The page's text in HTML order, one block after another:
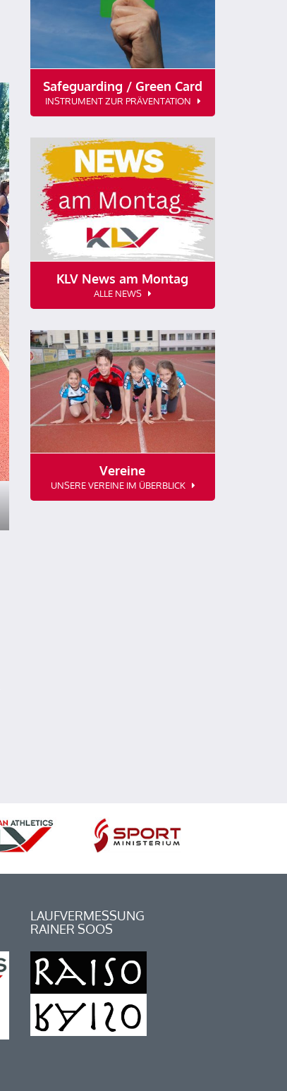
Safeguarding / Green Card
INSTRUMENT ZUR PRÄVENTATION
KLV News am Montag
ALLE NEWS
Vereine
UNSERE VEREINE IM ÜBERBLICK
LAUFVERMESSUNG
RAINER SOOS